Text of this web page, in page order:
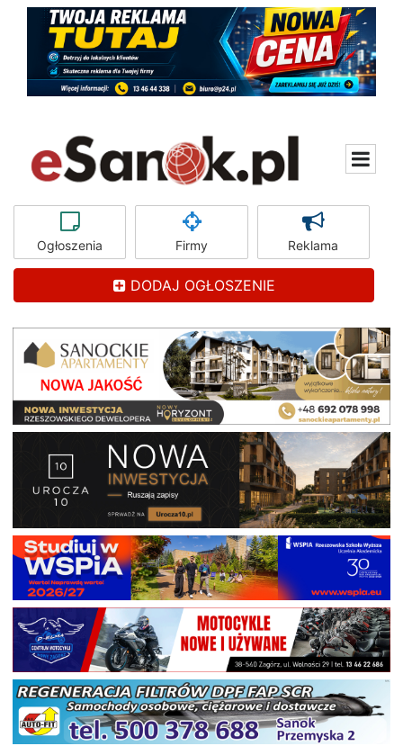
Ogłoszenia Firmy Reklama
DODAJ OGŁOSZENIE